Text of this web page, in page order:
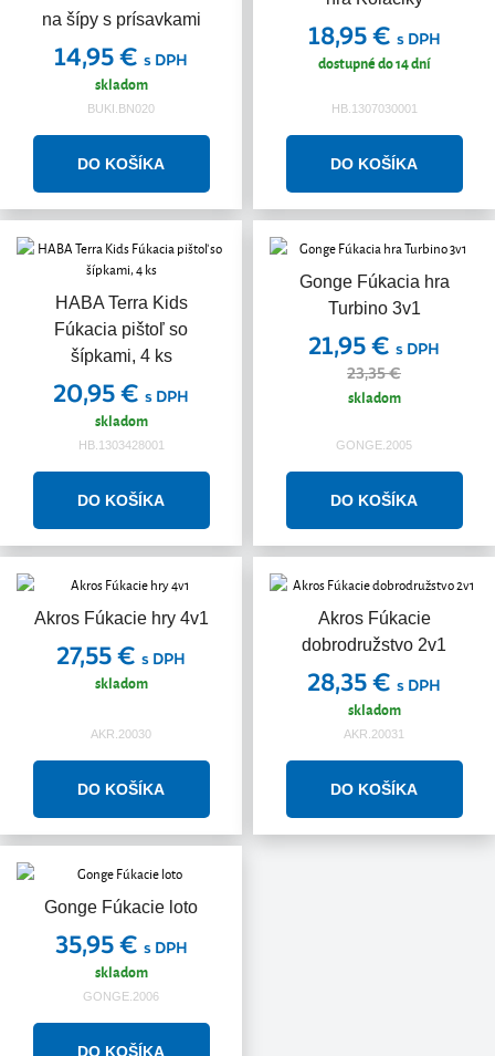
na šípy s prísavkami
14,95 € s DPH
skladom
BUKI.BN020
18,95 € s DPH
dostupné do 14 dní
HB.1307030001
HABA Terra Kids
Fúkacia pištoľ so
šípkami, 4 ks
20,95 € s DPH
skladom
HB.1303428001
Gonge Fúkacia hra
Turbino 3v1
21,95 € s DPH
23,35 €
skladom
GONGE.2005
Akros Fúkacie hry 4v1
27,55 € s DPH
skladom
AKR.20030
Akros Fúkacie
dobrodružstvo 2v1
28,35 € s DPH
skladom
AKR.20031
Gonge Fúkacie loto
35,95 € s DPH
skladom
GONGE.2006